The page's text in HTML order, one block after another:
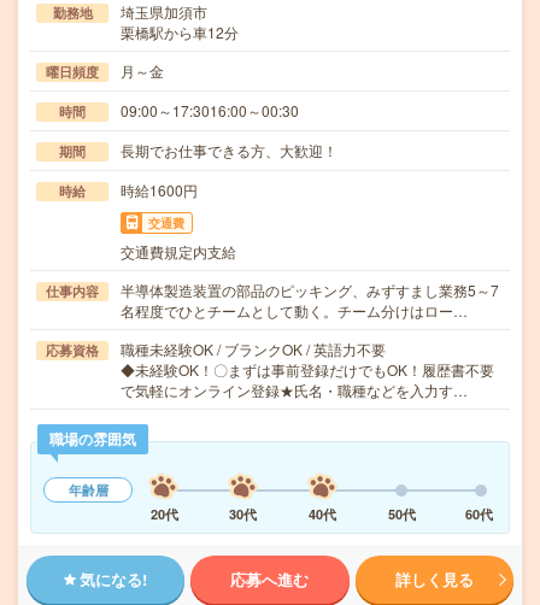
勤務地
埼玉県加須市
栗橋駅から車12分
曜日頻度 月～金
時間 09:00～17:3016:00～00:30
期間 長期でお仕事できる方、大歓迎！
時給 時給1600円
交通費
交通費規定内支給
仕事内容
半導体製造装置の部品のピッキング、みずすまし業務5～7
名程度でひとチームとして動く。チーム分けはロー…
応募資格
職種未経験OK / ブランクOK / 英語力不要
◆未経験OK！〇まずは事前登録だけでもOK！履歴書不要
で気軽にオンライン登録★氏名・職種などを入力す…
職場の雰囲気
年齢層
20代
30代 40代 50代 60代
気になる! 応募へ進む 詳しく見る